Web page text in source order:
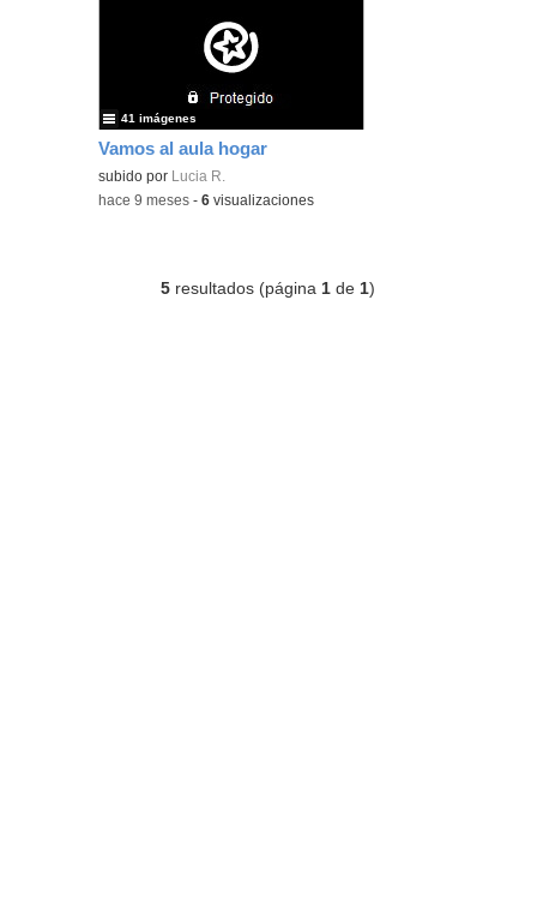
Vamos al aula hogar
subido por Lucia R.
41 imágenes
-hace 9 meses -6 visualizaciones
5 resultados (página 1 de 1)